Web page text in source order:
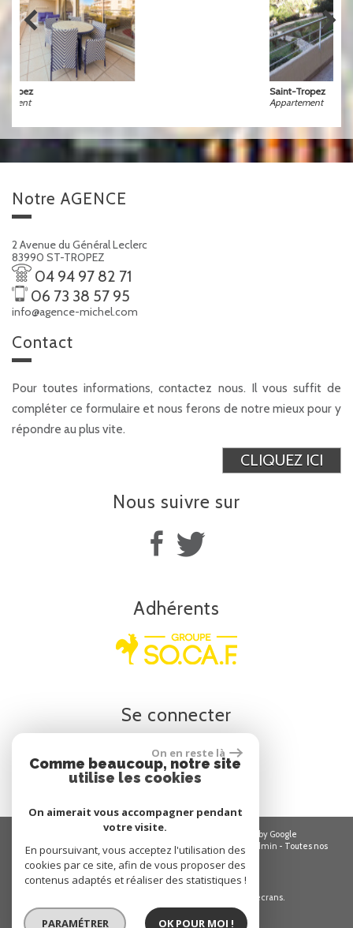
notre AGENCE
2 Avenue du Général Leclerc
83990 ST-TROPEZ
04 94 97 82 71
06 73 38 57 95
info@agence-michel.com
contact
Pour toutes informations, contactez nous. Il vous suffit de
compléter ce formulaire et nous ferons de notre mieux pour y
répondre au plus vite.
CLIQUEZ ICI
Nous suivre sur
Adhérents
Se connecter
Espace propriétaire
© 2026 | Tous droits réservés | Traduction powered by Google
Plan du site
- Mentions légales Nos honoraires Liens Admin - Toutes nos
annonces-Politique RGPD
Site internet compatible multi-supports,
un seul site adaptable à tous les types d'écrans.
On en reste là
Comme beaucoup, notre site
utilise les cookies
On aimerait vous accompagner pendant
votre visite.
En poursuivant, vous acceptez l'utilisation des
cookies par ce site, afin de vous proposer des
contenus adaptés et réaliser des statistiques !
PARAMÉTRER OK POUR MOI !